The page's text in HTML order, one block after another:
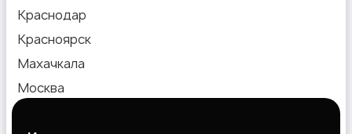
Краснодар
Красноярск
Махачкала
Москва